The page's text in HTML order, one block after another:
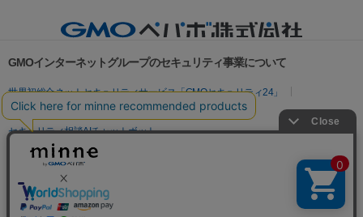
GMOインターネットグループのセキュリティ事業について
世界初総合ネットセキュリティサービス「GMOセキュリティ24」
パスワード漏洩診断
Webサイトリスク診断
セキュリティ相談AIチャットボット
実在証明・盗聴対策
サイバー攻撃対策（GMO Flatt Security）
セキュリティ事業の軌跡